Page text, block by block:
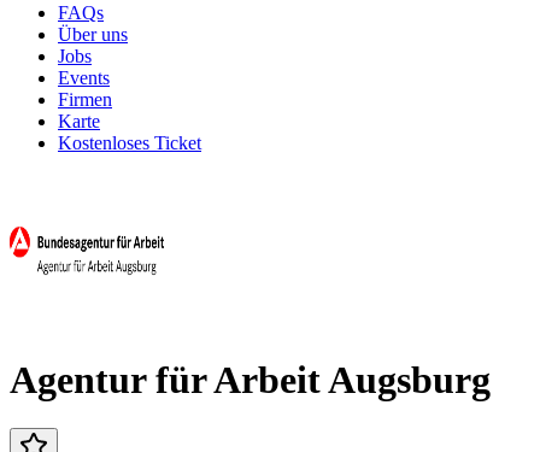
FAQs
Über uns
Jobs
Events
Firmen
Karte
Kostenloses Ticket
Agentur für Arbeit Augsburg